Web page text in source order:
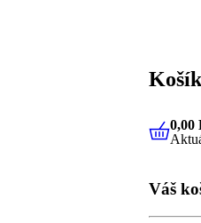
Košík
0,00
Váš